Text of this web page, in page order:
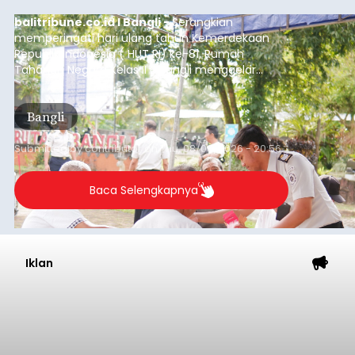
balitribune.co.id I Bangli -Serangkian
memperingati hari ulang tahun Kemerdekaan
Republik Indonesia ( HUT RI) ke-81, Rumah
Tahanan Negara Kelas II B Bangli menggelar
kegiatan pemeriksaan kesehatan gratis, Rabu
(6/8/2026).
Bangli
Submitted bycontributor Thu, 08/06/2026 - 20:56
Baca Selengkapnya
Iklan